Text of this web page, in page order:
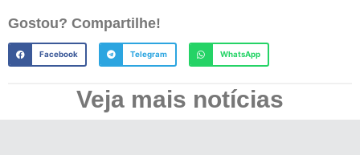
Gostou? Compartilhe!
Facebook Telegram WhatsApp
Veja mais notícias